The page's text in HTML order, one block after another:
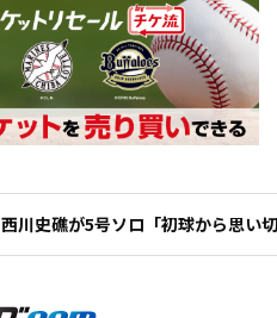
西川史礁が5号ソロ「初球から思い